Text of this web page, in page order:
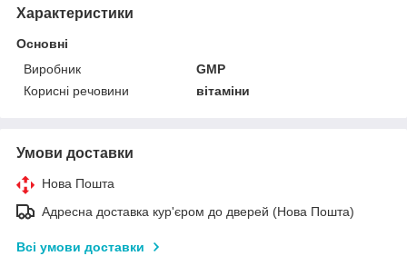
Характеристики
Основні
Виробник
GMP
Корисні речовини
вітаміни
Умови доставки
Нова Пошта
Адресна доставка кур'єром до дверей (Нова Пошта)
Всі умови доставки